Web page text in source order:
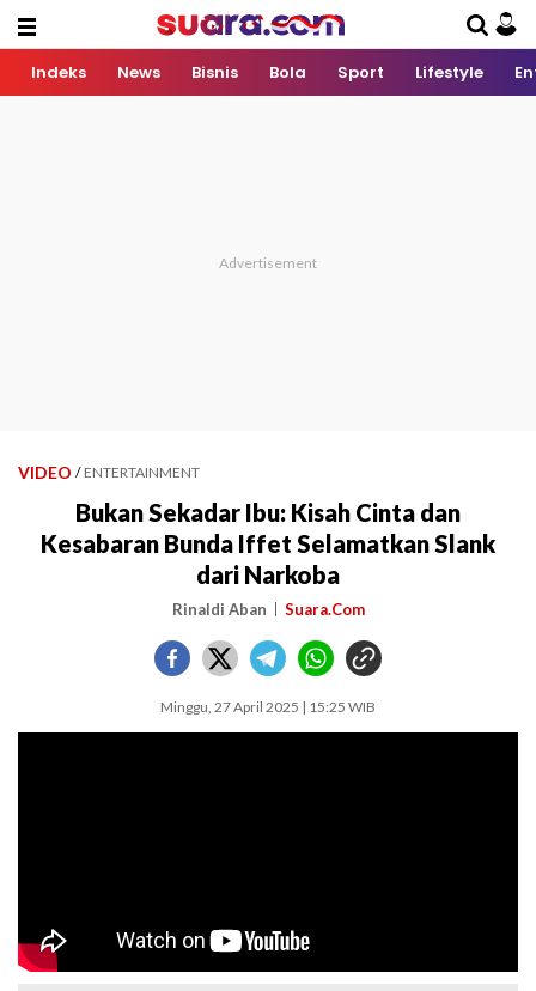
Indeks News Bisnis Bola Sport Lifestyle
VIDEO / ENTERTAINMENT
Bukan Sekadar Ibu: Kisah Cinta dan
Kesabaran Bunda Iffet Selamatkan Slank
dari Narkoba
Rinaldi Aban Suara.Com
Minggu, 27 April 2025 | 15:25 WIB